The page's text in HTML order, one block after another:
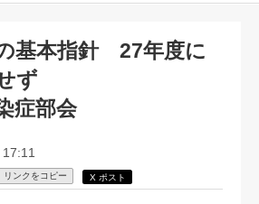
基本指針 27年度に
ず
症部会
リンクをコピー X ポスト